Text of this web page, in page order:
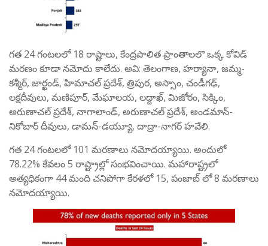
గత 24 గంటలలో 18 రాష్టాలు, కేంద్రపాలిత ప్రాంతాలలొ ఒక్క కోవిడ్
మరణం కూడా నమోదు కాలేదు. అవి: తెలంగాణ, హర్యానా, జమ్మ-
కశ్మీర్, జార్ఖండ్, హిమాచల్ ప్రదేశ్, త్రిపుర, అస్సాం, చండీగఢ్,
లక్షదీవులు, మణిపూర్, మేఘాలయ, లద్దాఖ్, మిజోరం, సిక్కిం,
అరుణాచల్ ప్రదేశ్, నాగాలాండ్, అరుణాచల్ ప్రదేశ్, అండమాన్-
నికోబార్ దీవులు, డామన్-డయ్యూ, దాద్రా-నాగర్ హవేలి.
గత 24 గంటలలో 101 మరణాలు నమోదయ్యాయి. అందులో
78.22% కేవలం 5 రాష్ట్రాల్లో సంభవించాయి. మహారాష్ట్రలో
అత్యధికంగా 44 మంది చనిపోగా కేరళలో 15, పంజాబ్ లో 8 మరణాలు
నమోదయ్యాయి.